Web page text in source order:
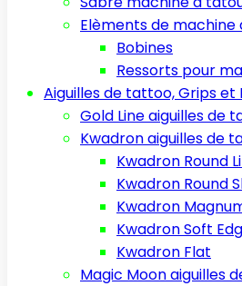
Elèments de
Bobines
Ressorts pour
Aiguilles de tattoo, Grips et
Gold Line aiguilles de
Kwadron aiguilles de
Kwadron Round
Kwadron Round
Kwadron
Kwadron Soft
Kwadron Flat
Magic Moon aiguilles